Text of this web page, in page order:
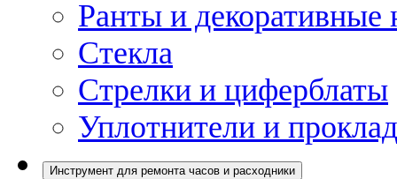
Ранты и декоративные
Стекла
Стрелки и циферблаты
Уплотнители и
Инструмент для ремонта часов и расходники